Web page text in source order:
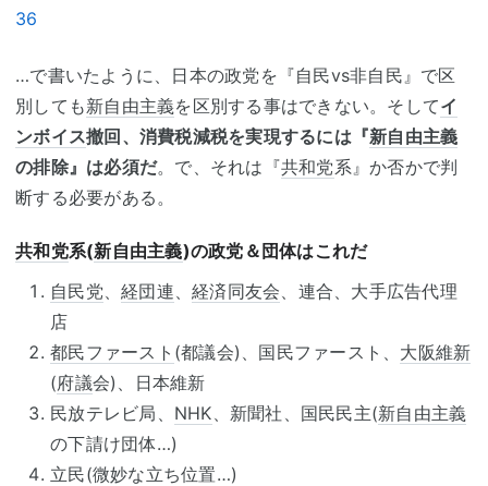
36
…で書いたように、日本の政党を『自民vs非自民』で区
別しても新自由主義を区別する事はできない。そしてイ
ンボイス撤回、消費税減税を実現するには『新自由主義
の排除』は必須だ。で、それは『共和党系』か否かで判
断する必要がある。
共和党系(新自由主義)の政党＆団体はこれだ
自民党、 経団連、 経済同友会、連合、大手広告代理
店
都民ファースト (都議会)、国民ファースト、 大阪維新
(府議会)、日本維新
民放テレビ局、 NHK、新聞社、国民民主(新自由主義
の下請け団体…)
立民(微妙な立ち位置…)